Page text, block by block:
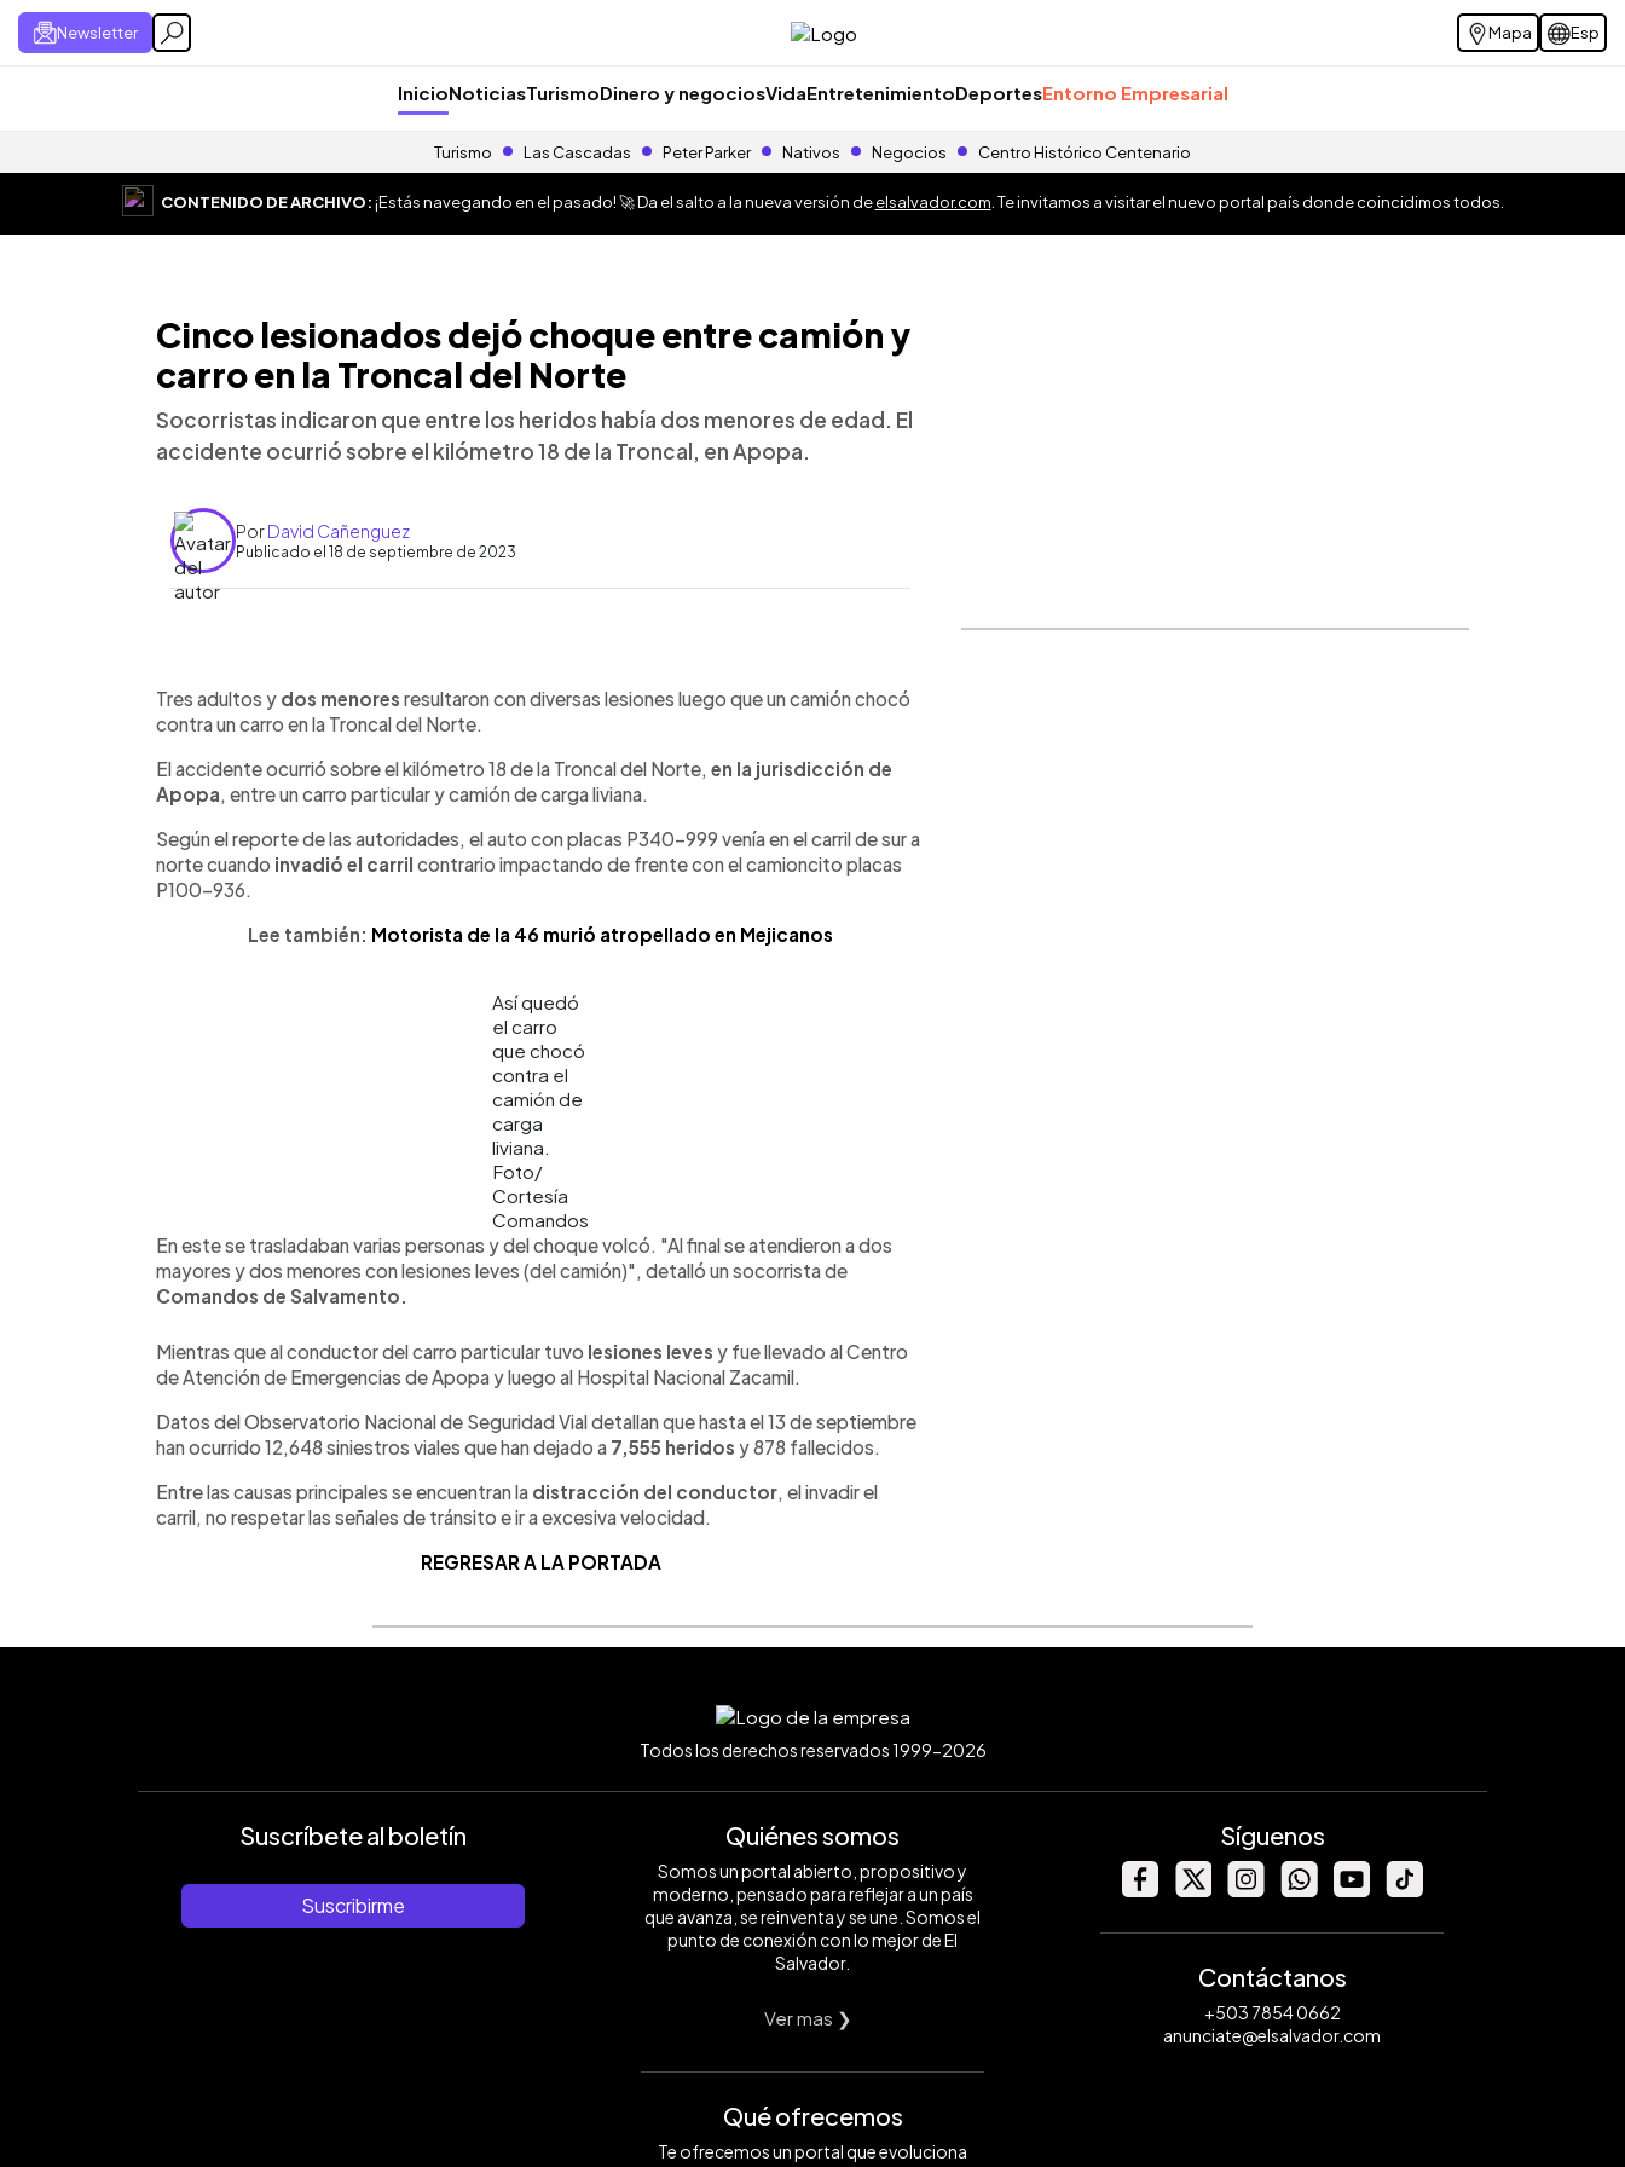
Newsletter Mapa Esp
InicioNoticiasTurismoDinero y negociosVidaEntretenimientoDeportesEntorno Empresarial
Turismo Las Cascadas Peter Parker Nativos Negocios Centro Histórico Centenario
CONTENIDO DE ARCHIVO:¡Estás navegando en el pasado! 🚀 Da el salto a la nueva versión deelsalvador.com . Te invitamos a visitar el nuevo portal país donde coincidimos todos.
Cinco lesionados dejó choque entre camión y
carro en la Troncal del Norte
Socorristas indicaron que entre los heridos había dos menores de edad. El
accidente ocurrió sobre el kilómetro 18 de la Troncal, en Apopa.
PorDavid Cañenguez
Publicado el 18 de septiembre de 2023
► Escuchar artículo
Tres adultos y dos menores resultaron con diversas lesiones luego que un camión chocó
contra un carro en la Troncal del Norte.
El accidente ocurrió sobre el kilómetro 18 de la Troncal del Norte, en la jurisdicción de
Apopa, entre un carro particular y camión de carga liviana.
Según el reporte de las autoridades, el auto con placas P340-999 venía en el carril de sur a
norte cuando invadió el carril contrario impactando de frente con el camioncito placas
P100-936.
Lee también: Motorista de la 46 murió atropellado en Mejicanos
Así quedó
el carro
que chocó
contra el
camión de
carga
liviana.
Foto/
Cortesía
Comandos
En este se trasladaban varias personas y del choque volcó. "Al final se atendieron a dos
mayores y dos menores con lesiones leves (del camión)", detalló un socorrista de
Comandos de Salvamento.
Mientras que al conductor del carro particular tuvo lesiones leves y fue llevado al Centro
de Atención de Emergencias de Apopa y luego al Hospital Nacional Zacamil.
Datos del Observatorio Nacional de Seguridad Vial detallan que hasta el 13 de septiembre
han ocurrido 12,648 siniestros viales que han dejado a 7,555 heridos y 878 fallecidos.
Entre las causas principales se encuentran la distracción del conductor, el invadir el
carril, no respetar las señales de tránsito e ir a excesiva velocidad.
REGRESAR A LA PORTADA
Todos los derechos reservados 1999-2026
Suscríbete al boletín
Suscribirme
Quiénes somos
Somos un portal abierto, propositivo y
moderno, pensado para reflejar a un país
que avanza, se reinventa y se une. Somos el
punto de conexión con lo mejor de El
Salvador.
Ver mas ❯
Qué ofrecemos
Te ofrecemos un portal que evoluciona
Síguenos
Contáctanos
+503 7854 0662
anunciate@elsalvador.com